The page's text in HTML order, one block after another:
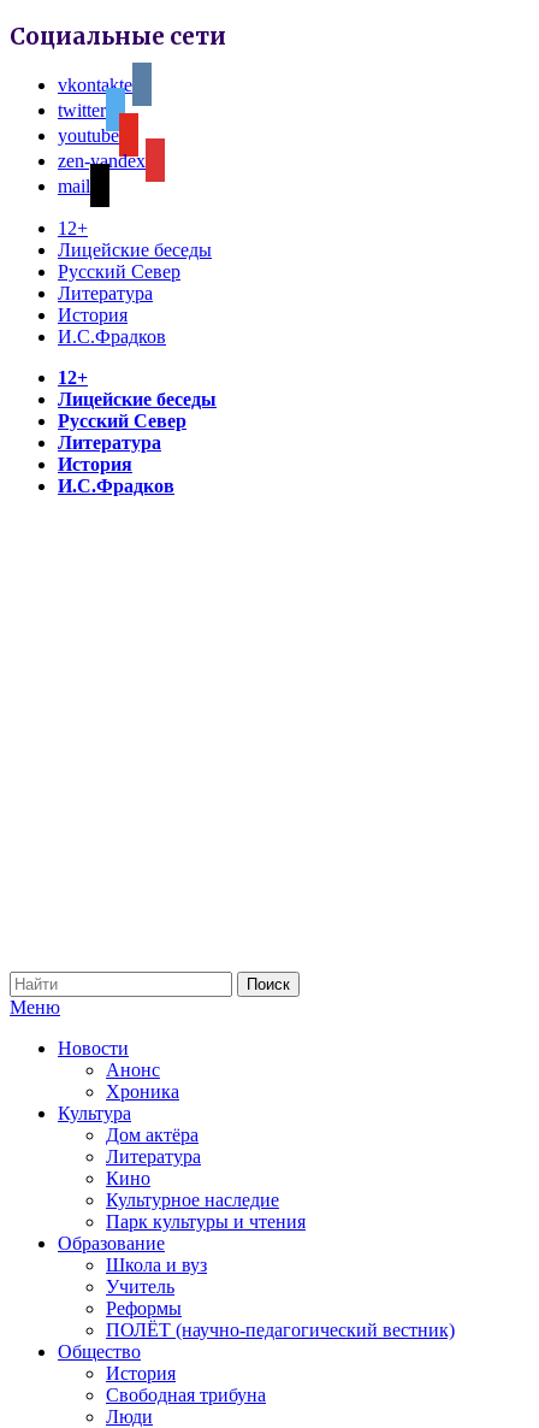
Социальные сети
vkontakte
twitter
youtube
zen-yandex
mail
12+
Лицейские беседы
Русский Север
Литература
История
И.С.Фрадков
12+
Лицейские беседы
Русский Север
Литература
История
И.С.Фрадков
Меню
Новости
Анонс
Хроника
Культура
Дом актёра
Литература
Кино
Культурное наследие
Парк культуры и чтения
Образование
Школа и вуз
Учитель
Реформы
ПОЛЁТ (научно-педагогический вестник)
Общество
История
Свободная трибуна
Люди